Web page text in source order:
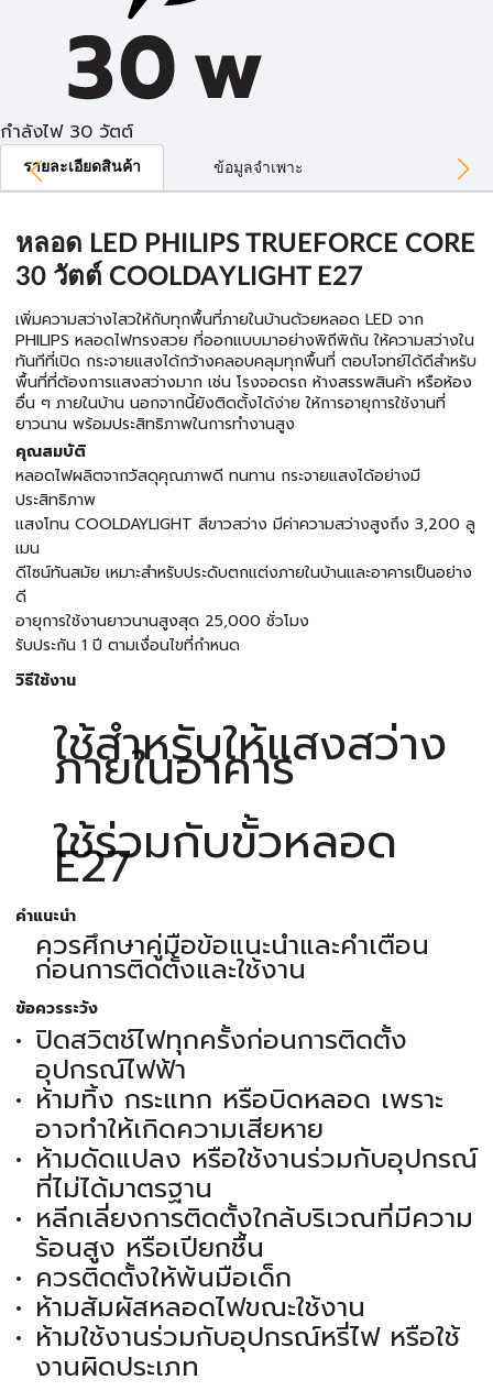
กำลังไฟ 30 วัตต์
รายละเอียดสินค้า ข้อมูลจำเพาะ
หลอด LED PHILIPS TRUEFORCE CORE
30 วัตต์ COOLDAYLIGHT E27
เพิ่มความสว่างไสวให้กับทุกพื้นที่ภายในบ้านด้วยหลอด LED จาก
PHILIPS หลอดไฟทรงสวย ที่ออกแบบมาอย่างพิถีพิถัน ให้ความสว่างใน
ทันทีที่เปิด กระจายแสงได้กว้างคลอบคลุมทุกพื้นที่ ตอบโจทย์ได้ดีสำหรับ
พื้นที่ที่ต้องการแสงสว่างมาก เช่น โรงจอดรถ ห้างสรรพสินค้า หรือห้อง
อื่น ๆ ภายในบ้าน นอกจากนี้ยังติดตั้งได้ง่าย ให้การอายุการใช้งานที่
ยาวนาน พร้อมประสิทธิภาพในการทำงานสูง
คุณสมบัติ
หลอดไฟผลิตจากวัสดุคุณภาพดี ทนทาน กระจายแสงได้อย่างมี
ประสิทธิภาพ
แสงโทน COOLDAYLIGHT สีขาวสว่าง มีค่าความสว่างสูงถึง 3,200 ลู
เมน
ดีไซน์ทันสมัย เหมาะสำหรับประดับตกแต่งภายในบ้านและอาคารเป็นอย่าง
ดี
อายุการใช้งานยาวนานสูงสุด 25,000 ชั่วโมง
รับประกัน 1 ปี ตามเงื่อนไขที่กำหนด
วิธีใช้งาน
ใช้สำหรับให้แสงสว่าง
ภายในอาคาร
ใช้ร่วมกับขั้วหลอด
E27
คำแนะนำ
ควรศึกษาคู่มือข้อแนะนำและคำเตือน
ก่อนการติดตั้งและใช้งาน
ข้อควรระวัง
ปิดสวิตช์ไฟทุกครั้งก่อนการติดตั้ง
อุปกรณ์ไฟฟ้า
ห้ามทิ้ง กระแทก หรือบิดหลอด เพราะ
อาจทำให้เกิดความเสียหาย
ห้ามดัดแปลง หรือใช้งานร่วมกับอุปกรณ์
ที่ไม่ได้มาตรฐาน
หลีกเลี่ยงการติดตั้งใกล้บริเวณที่มีความ
ร้อนสูง หรือเปียกชื้น
ควรติดตั้งให้พ้นมือเด็ก
ห้ามสัมผัสหลอดไฟขณะใช้งาน
ห้ามใช้งานร่วมกับอุปกรณ์หรี่ไฟ หรือใช้
งานผิดประเภท